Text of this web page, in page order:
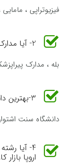
فیزیوتراپی ،
2- آیا مدارک پیراپزشکی مجارستان مورد تایید است؟
بله ، مدارک
3-بهترین دانشگاه دامپزشکی مجارستان کدام است ؟
دانشگاه سنت
4- آیا
اروپا بازار